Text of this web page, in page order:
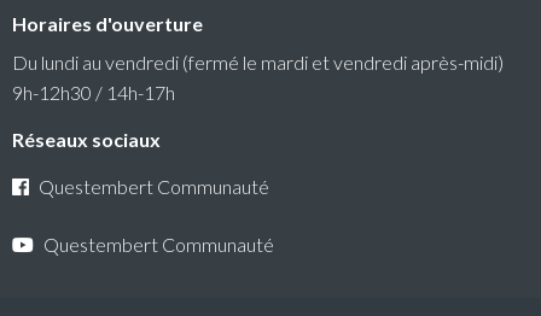
Horaires d'ouverture
Du lundi au vendredi (fermé le mardi et vendredi après-midi)
9h-12h30 / 14h-17h
Réseaux sociaux
Questembert Communauté
Questembert Communauté